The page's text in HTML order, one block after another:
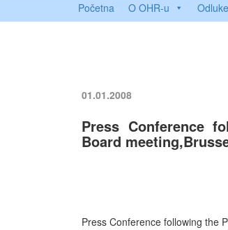
Početna O OHR-u
01.01.2008
Press Conference
Board
Press Conference following the